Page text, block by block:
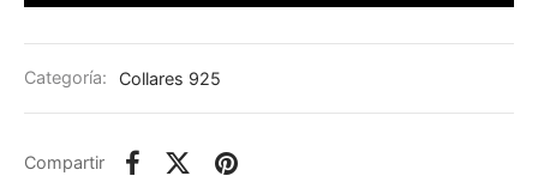
Categoría: Collares 925
Compartir